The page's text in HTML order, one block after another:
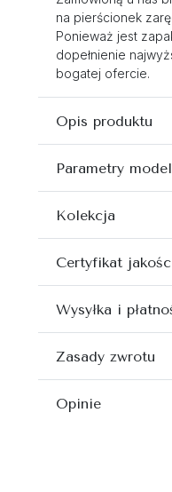
na pierścionek
Ponieważ jest
dopełnienie
bogatej ofercie.
Opis produktu
Parametry
Kolekcja
Certyfikat
Wysyłka i
Zasady zwrotu
Opinie